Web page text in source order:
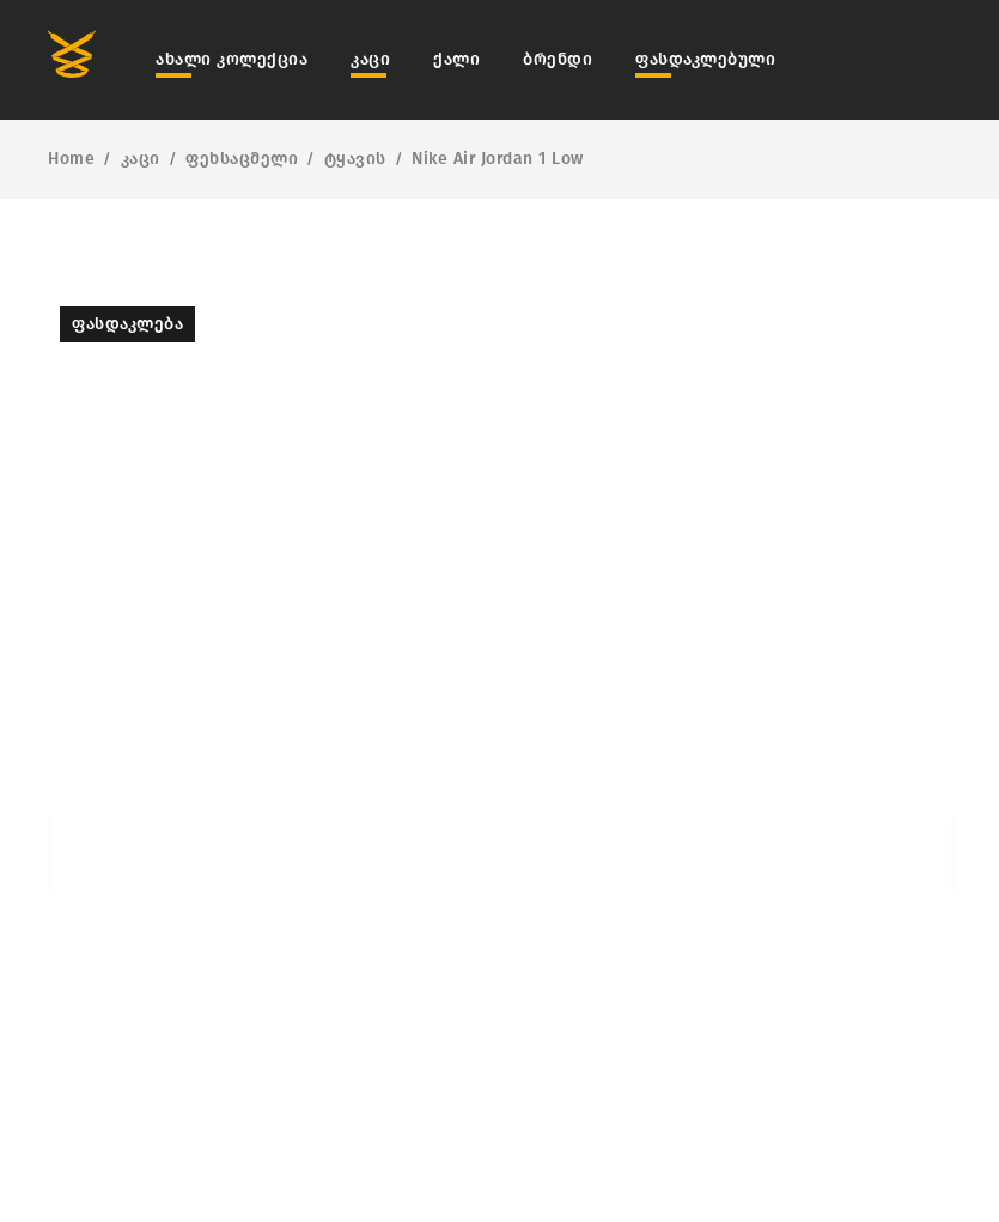
ახალი კოლექცია კაცი ქალი ბრენდი ფასდაკლებული
Home / კაცი / ფეხსაცმელი / ტყავის / Nike Air Jordan 1 Low
ᲤᲐᲡᲓᲐᲙᲚᲔᲑᲐ